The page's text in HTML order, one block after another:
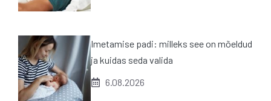
Imetamise padi: milleks see on mõeldud
ja kuidas seda valida
6.08.2026